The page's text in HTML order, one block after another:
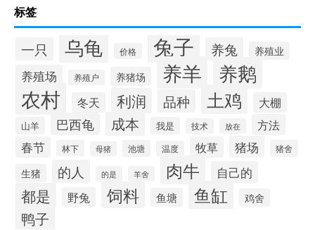
标签
一只 乌龟 价格 兔子 养兔 养殖业
养殖场 养殖户 养猪场 养羊 养鹅
农村 冬天 利润 品种 土鸡 大棚
山羊 巴西龟 成本 我是 技术 放在
方法
春节
林下 母猪 池塘 温度 牧草 猪场 猪舍
生猪 的人 的是 羊舍 肉牛 自己的
都是 野兔 饲料 鱼塘 鱼缸 鸡舍
鸭子